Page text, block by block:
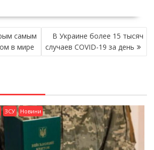
ai
l
ді
л
и
ся
самым
в мире
В Украине более 15 тысяч
случаев COVID-19 за день
ЗСУ Новини